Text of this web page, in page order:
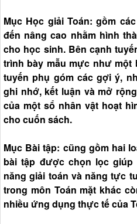
Mục Học giải Toán: gồm
đến nâng cao nhằm hình
cho học sinh. Bên cạnh
trình bày mẫu mực như một
tuyến phụ góm các gợi ý,
ghi nhớ, kết luận và mở
của một sổ nhân vật hoạt
cho cuốn sách.
Mục Bài tập: cũng gồm hai
bài tập được chọn lọc
năng giải toán và năng tực
trong môn Toán mặt khác
nhiều ứng dụng thực tế của